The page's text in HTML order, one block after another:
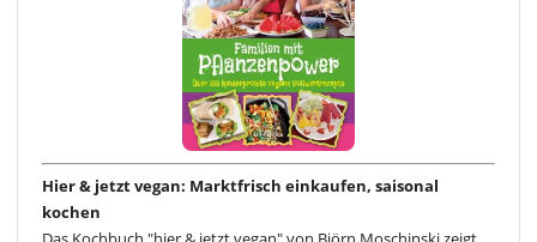
Hier & jetzt vegan: Marktfrisch einkaufen, saisonal
kochen